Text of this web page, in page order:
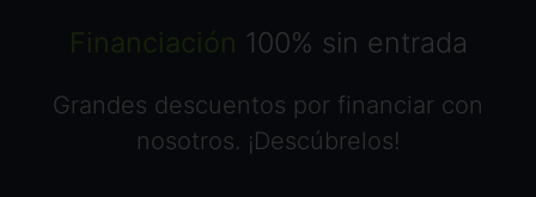
Financiación 100% sin entrada
Grandes descuentos por financiar con
nosotros. ¡Descúbrelos!